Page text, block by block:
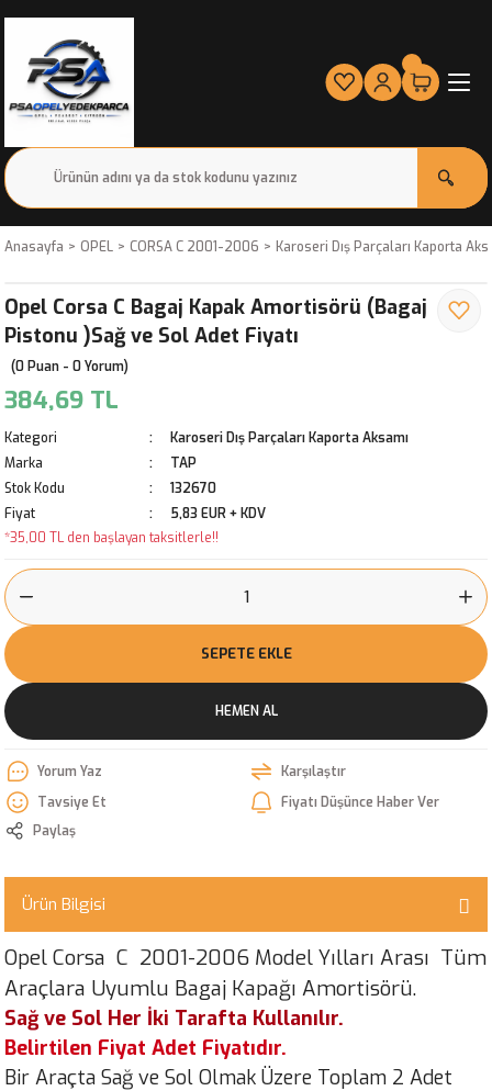
Anasayfa OPEL CORSA C 2001-2006 Karoseri Dış Parçaları Kaporta
Opel Corsa C Bagaj Kapak Amortisörü (Bagaj
Pistonu )Sağ ve Sol Adet Fiyatı
(0 Puan - 0 Yorum)
384,69 TL
Kategori
Karoseri Dış Parçaları Kaporta Aksamı
Marka
TAP
Stok Kodu
132670
Fiyat
5,83 EUR + KDV
*35,00 TL den başlayan taksitlerle!!
SEPETE EKLE
HEMEN AL
Yorum Yaz
Karşılaştır
Tavsiye Et
Fiyatı Düşünce Haber Ver
Paylaş
Ürün Bilgisi
Opel Corsa C 2001-2006 Model Yılları Arası Tüm
Araçlara Uyumlu Bagaj Kapağı Amortisörü.
Sağ ve Sol Her İki Tarafta Kullanılır.
Belirtilen Fiyat Adet Fiyatıdır.
Bir Araçta Sağ ve Sol Olmak Üzere Toplam 2 Adet